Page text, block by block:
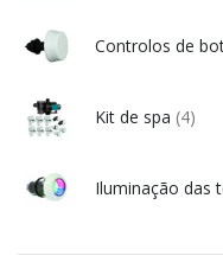
Controlos de
Kit de spa (4)
Iluminação das